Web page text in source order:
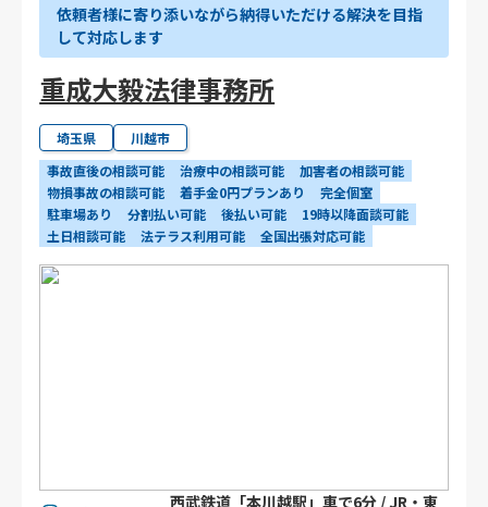
依頼者様に寄り添いながら納得いただける解決を目指
して対応します
重成大毅法律事務所
埼玉県
川越市
事故直後の相談可能
治療中の相談可能
加害者の相談可能
物損事故の相談可能
着手金0円プランあり
完全個室
駐車場あり
分割払い可能 後払い可能
19時以降面談可能
土日相談可能
法テラス利用可能 全国出張対応可能
西武鉄道「本川越駅」車で6分 / JR・東